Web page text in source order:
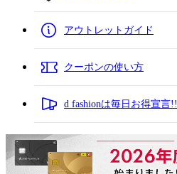
アウトレットガイド
クーポンの使い方
d fashionは毎日お得宣言!!